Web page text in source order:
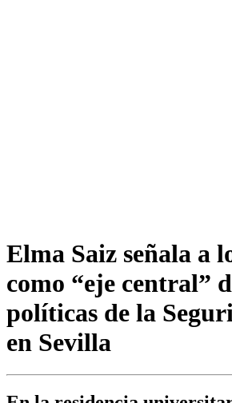
Elma Saiz señala a
como “eje central”
políticas de la
en Sevilla